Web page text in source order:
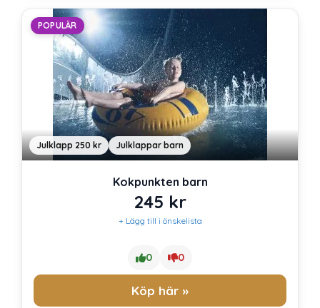
POPULÄR
Julklapp 250 kr Julklappar barn
Kokpunkten barn
245 kr
+ Lägg till i önskelista
0 0
Köp här »